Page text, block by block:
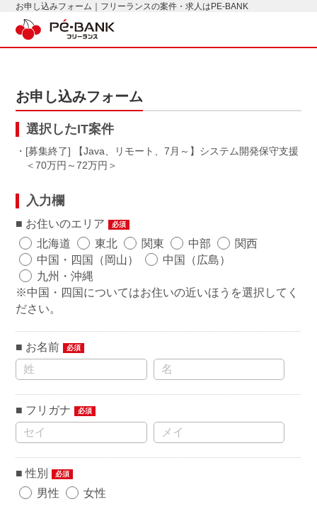
お申し込みフォーム｜フリーランスの案件・求人はPE-BANK
お申し込みフォーム
選択したIT案件
・[募集終了] 【Java、リモート、7月～】システム開発保守支援
70万円～72万円
入力欄
お住いのエリア 必須
北海道 東北 関東 中部
関西
中国・四国（岡山）
中国（広島）
九州・沖縄
※中国・四国についてはお住いの近いほうを選択してく
ださい。
お名前 必須
フリガナ 必須
性別 必須
男性 女性